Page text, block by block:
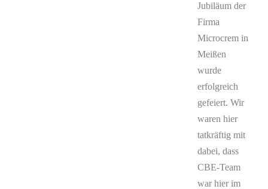
Jubiläum der
Firma
Microcrem in
Meißen
wurde
erfolgreich
gefeiert. Wir
waren hier
tatkräftig mit
dabei, dass
CBE-Team
war hier im